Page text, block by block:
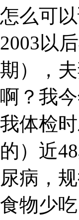
怎么可
2003以
期），
啊？我
我体检
的）近
尿病，
食物少